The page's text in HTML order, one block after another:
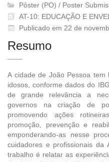
Pôster (PO) / Poster
AT-10: EDUCAÇÃO E
Publicado em 22 de
Resumo
A cidade de João Pessoa
idosos, conforme dados do
de grande relevância a
governos na criação de
promovendo ações
promoção, prevenção e
emponderando-as nesse
cuidadores e profissionais da
trabalho é relatar as